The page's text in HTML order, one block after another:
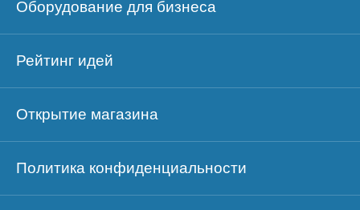
Оборудование для бизнеса
Рейтинг идей
Открытие магазина
Политика конфиденциальности